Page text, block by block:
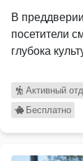
В
посетители
глубока
Активный
Бесплатно